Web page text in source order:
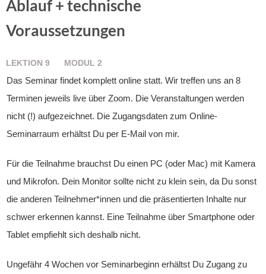
Ablauf + technische
Voraussetzungen
LEKTION 9 MODUL 2
Das Seminar findet komplett online statt. Wir treffen uns an 8
Terminen jeweils live über Zoom. Die Veranstaltungen werden
nicht (!) aufgezeichnet. Die Zugangsdaten zum Online-
Seminarraum erhältst Du per E-Mail von mir.
Für die Teilnahme brauchst Du einen PC (oder Mac) mit Kamera
und Mikrofon. Dein Monitor sollte nicht zu klein sein, da Du sonst
die anderen Teilnehmer*innen und die präsentierten Inhalte nur
schwer erkennen kannst. Eine Teilnahme über Smartphone oder
Tablet empfiehlt sich deshalb nicht.
Ungefähr 4 Wochen vor Seminarbeginn erhältst Du Zugang zu